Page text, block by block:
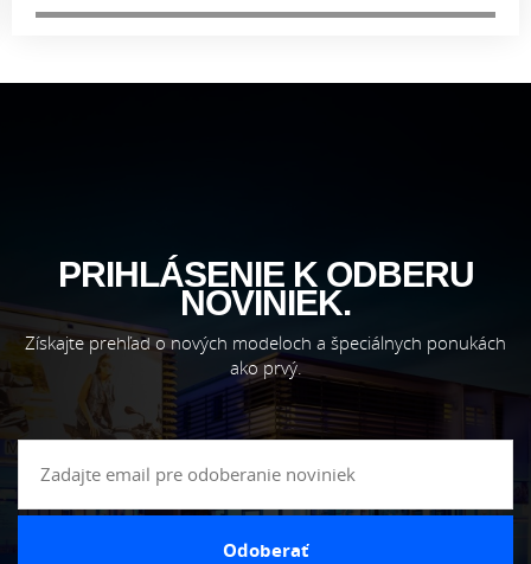
PRIHLÁSENIE K ODBERU
NOVINIEK.
Získajte prehľad o nových modeloch a špeciálnych ponukách
ako prvý.
Odoberať